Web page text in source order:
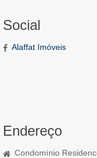
Social
Alaffat Imóveis
Endereço
Condomínio